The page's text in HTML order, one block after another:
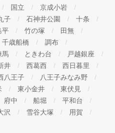
国立
京成小岩
子 石神井公園
十条
平 竹の塚
田無
千歳船橋
調布
馬 ときわ台
戸越銀座
井 西葛西
西日暮里
八王子
八王子みなみ野
東小金井
東伏見
府中 船堀
平和台
沢 雪谷大塚
用賀